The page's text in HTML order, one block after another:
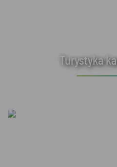
Turystyka